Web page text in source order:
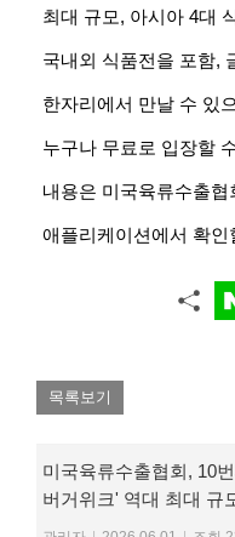
최대 규모, 아시아 4대
국내외 식품전을 포함,
한자리에서 만날 수 있
누구나 무료로 입장할
내용은 미국육류수출
애플리케이션에서 확인
목록보기
미국육류수출협회, 10
버거위크' 역대 최대 규